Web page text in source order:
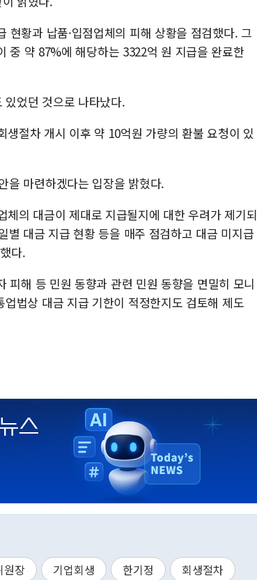
황과 납품·입점업체의 피해 상황을 점검했다. 그
중 약 87%에 해당하는 3322억 원 지급을 완료한
었던 것으로 나타났다.
절차 개시 이후 약 10억원 가량의 환불 요청이 있
을 마련하겠다는 입장을 밝혔다.
의 대금이 제대로 지급될지에 대한 우려가 제기되
대금 지급 현황 등을 매주 점검하고 대금 미지급
다.
피해 등 민원 동향과 관련 민원 동향을 면밀히 모니
법상 대금 지급 기한이 적정한지도 검토해 제도
원장 기업회생 한기정
회생절차